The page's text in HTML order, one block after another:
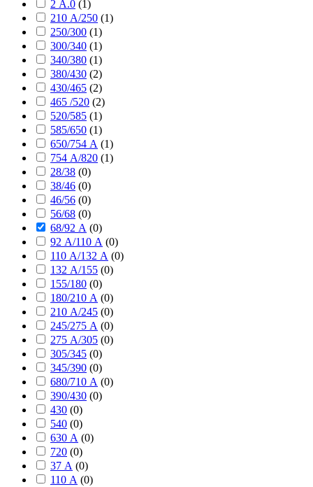
2 А.0 (1)
210 А/250 (1)
250/300 (1)
300/340 (1)
340/380 (1)
380/430 (2)
430/465 (2)
465 /520 (2)
520/585 (1)
585/650 (1)
650/754 А (1)
754 А/820 (1)
28/38 (0)
38/46 (0)
46/56 (0)
56/68 (0)
68/92 А (0)
92 А/110 А (0)
110 А/132 А (0)
132 А/155 (0)
155/180 (0)
180/210 А (0)
210 А/245 (0)
245/275 А (0)
275 А/305 (0)
305/345 (0)
345/390 (0)
680/710 А (0)
390/430 (0)
430 (0)
540 (0)
630 А (0)
720 (0)
37 А (0)
110 А (0)